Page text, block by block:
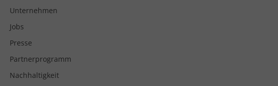
Unternehmen
Jobs
Presse
Partnerprogramm
Nachhaltigkeit